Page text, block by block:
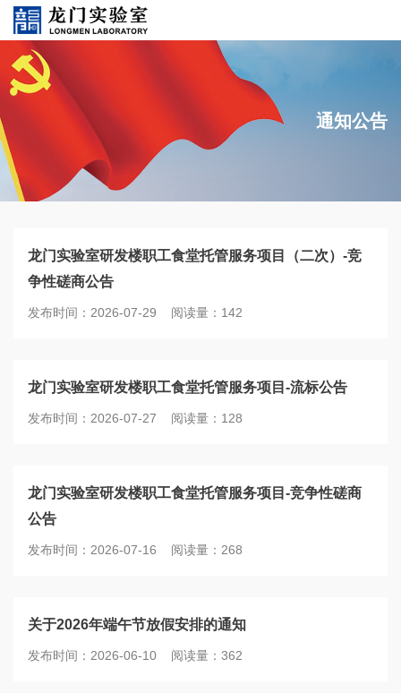
通知公告
龙门实验室研发楼职工食堂托管服务项目（二次）-竞
争性磋商公告
发布时间：2026-07-29 阅读量：142
龙门实验室研发楼职工食堂托管服务项目-流标公告
发布时间：2026-07-27 阅读量：128
龙门实验室研发楼职工食堂托管服务项目-竞争性磋商
公告
发布时间：2026-07-16 阅读量：268
关于2026年端午节放假安排的通知
发布时间：2026-06-10 阅读量：362